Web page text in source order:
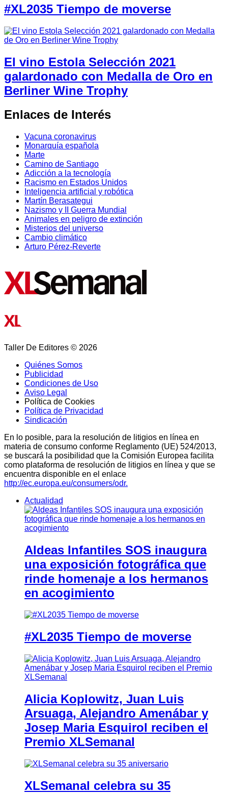
#XL2035 Tiempo de moverse
El vino Estola Selección 2021
galardonado con Medalla de Oro en
Berliner Wine Trophy
Enlaces de Interés
Vacuna coronavirus
Monarquía española
Marte
Camino de Santiago
Adicción a la tecnología
Racismo en Estados Unidos
Inteligencia artificial y robótica
Martín Berasategui
Nazismo y II Guerra Mundial
Animales en peligro de extinción
Misterios del universo
Cambio climático
Arturo Pérez-Reverte
Taller De Editores © 2026
Quiénes Somos
Publicidad
Condiciones de Uso
Aviso Legal
Política de Cookies
Política de Privacidad
Sindicación
En lo posible, para la resolución de litigios en línea en
materia de consumo conforme Reglamento (UE) 524/2013,
se buscará la posibilidad que la Comisión Europea facilita
como plataforma de resolución de litigios en línea y que se
encuentra disponible en el enlace
http://ec.europa.eu/consumers/odr.
Actualidad
Aldeas Infantiles SOS inaugura
una exposición fotográfica que
rinde homenaje a los hermanos
en acogimiento
#XL2035 Tiempo de moverse
Alicia Koplowitz, Juan Luis
Arsuaga, Alejandro Amenábar y
Josep Maria Esquirol reciben el
Premio XLSemanal
XLSemanal celebra su 35